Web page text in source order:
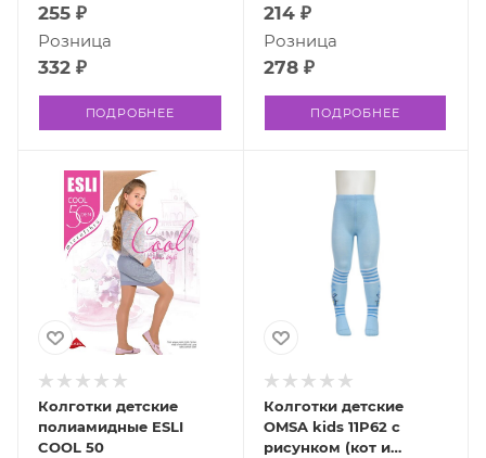
255 ₽
332 ₽
Розница
ПОДРОБНЕЕ
214 ₽
278 ₽
Розница
ПОДРОБНЕЕ
Колготки детские
полиамидные ESLI
COOL 50
Колготки детские
OMSA kids 11P62 с
рисунком (кот и